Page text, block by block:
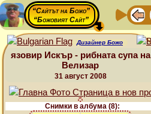
“Сайтът на Божо”
“Божовият Сайт”
Дизайнер Божо
язовир Искър - рибната супа на
Велизар
31 август 2008
Снимки в албума (8):